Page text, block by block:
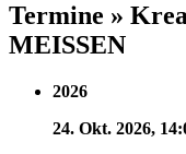
Termine »
MEISSEN
2026
24. Okt. 2026,